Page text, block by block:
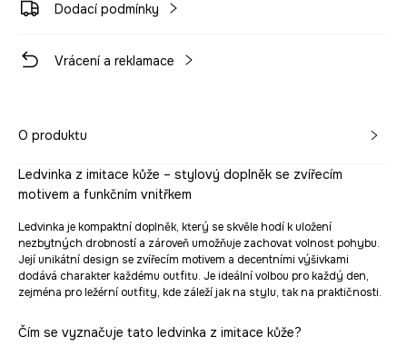
Dodací podmínky
Vrácení a reklamace
O produktu
Ledvinka z imitace kůže – stylový doplněk se zvířecím
motivem a funkčním vnitřkem
Ledvinka je kompaktní doplněk, který se skvěle hodí k uložení
nezbytných drobností a zároveň umožňuje zachovat volnost pohybu.
Její unikátní design se zvířecím motivem a decentními výšivkami
dodává charakter každému outfitu. Je ideální volbou pro každý den,
zejména pro ležérní outfity, kde záleží jak na stylu, tak na praktičnosti.
Čím se vyznačuje tato ledvinka z imitace kůže?